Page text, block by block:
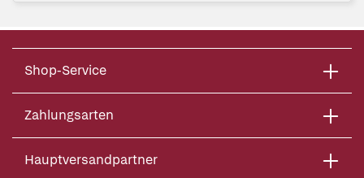
Shop-Service
Zahlungsarten
Hauptversandpartner